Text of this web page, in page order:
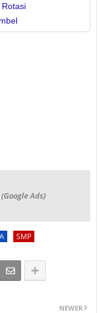
Ads)
SMP
NEWER